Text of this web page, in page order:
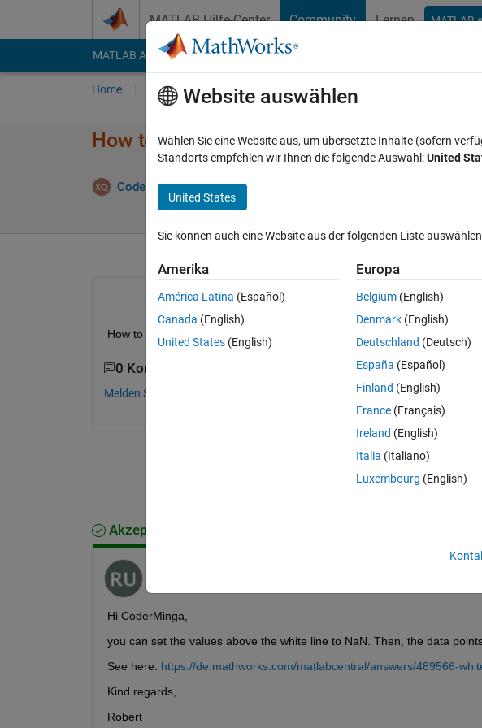
MATLAB Hilfe-Center Community Lernen MATLAB
MATLAB Answers File Exchange Cody
Home Fragen Antworten Durchsuchen
How to delete the part above the white
CoderMinga 14 Sep. 2022
How to delete the part above the white line in a contourf figu re when
0 Kommentare
Melden Sie sich an, um zu kommentieren.
Akzeptierte Antwort
Hi CoderMinga,
you can set the values above the white line to NaN. Then, the data
See here: https://de.mathworks.com/matlabcentral/answers/489566-
Kind regards,
Robert
Website auswählen
Wählen Sie eine Website aus, um übersetzte Inhalte (sofern
Standorts empfehlen wir Ihnen die folgende Auswahl:United
United States
Sie können auch eine Website aus der folgenden Liste
Amerika
América Latina (Español)
Canada (English)
United States (English)
Europa
Belgium (English)
Denmark (English)
Deutschland (Deutsch)
España (Español)
Finland (English)
France (Français)
Ireland (English)
Italia (Italiano)
Luxembourg (English)